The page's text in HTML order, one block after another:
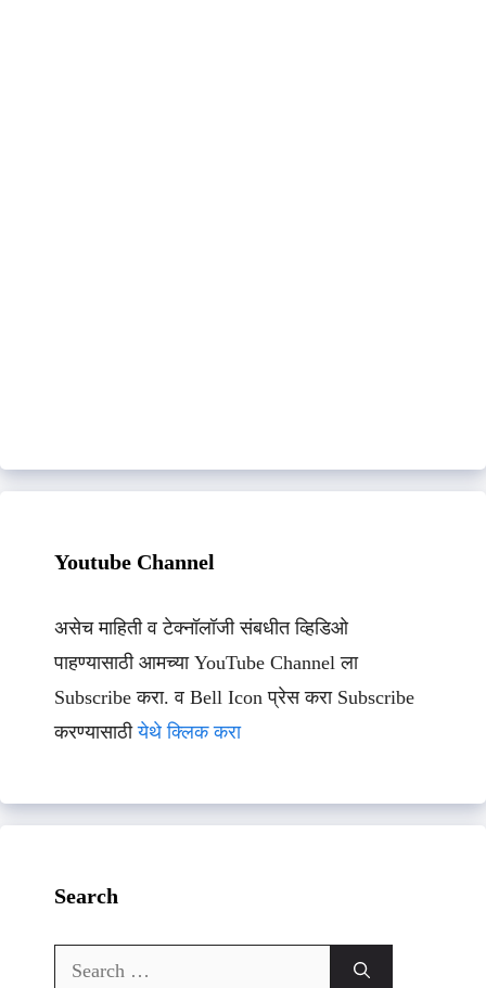
Youtube Channel
असेच माहिती व टेक्नॉलॉजी संबधीत व्हिडिओ
पाहण्यासाठी आमच्या YouTube Channel ला
Subscribe करा. व Bell Icon प्रेस करा Subscribe
करण्यासाठीयेथे क्लिक करा
Search
Search